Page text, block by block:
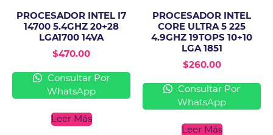
PROCESADOR INTEL I7
14700 5.4GHZ 20+28
LGA1700 14VA
$470.00
Consultar Por
WhatsApp
Leer Más
PROCESADOR INTEL
CORE ULTRA 5 225
4.9GHZ 19TOPS 10+10
LGA 1851
$260.00
Consultar Por
WhatsApp
Leer Más